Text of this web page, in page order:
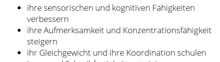
ihre sensorischen und kognitiven Fähigkeiten
verbessern
ihre Aufmerksamkeit und Konzentrationsfähigkeit
steigern
ihr Gleichgewicht und ihre Koordination schulen